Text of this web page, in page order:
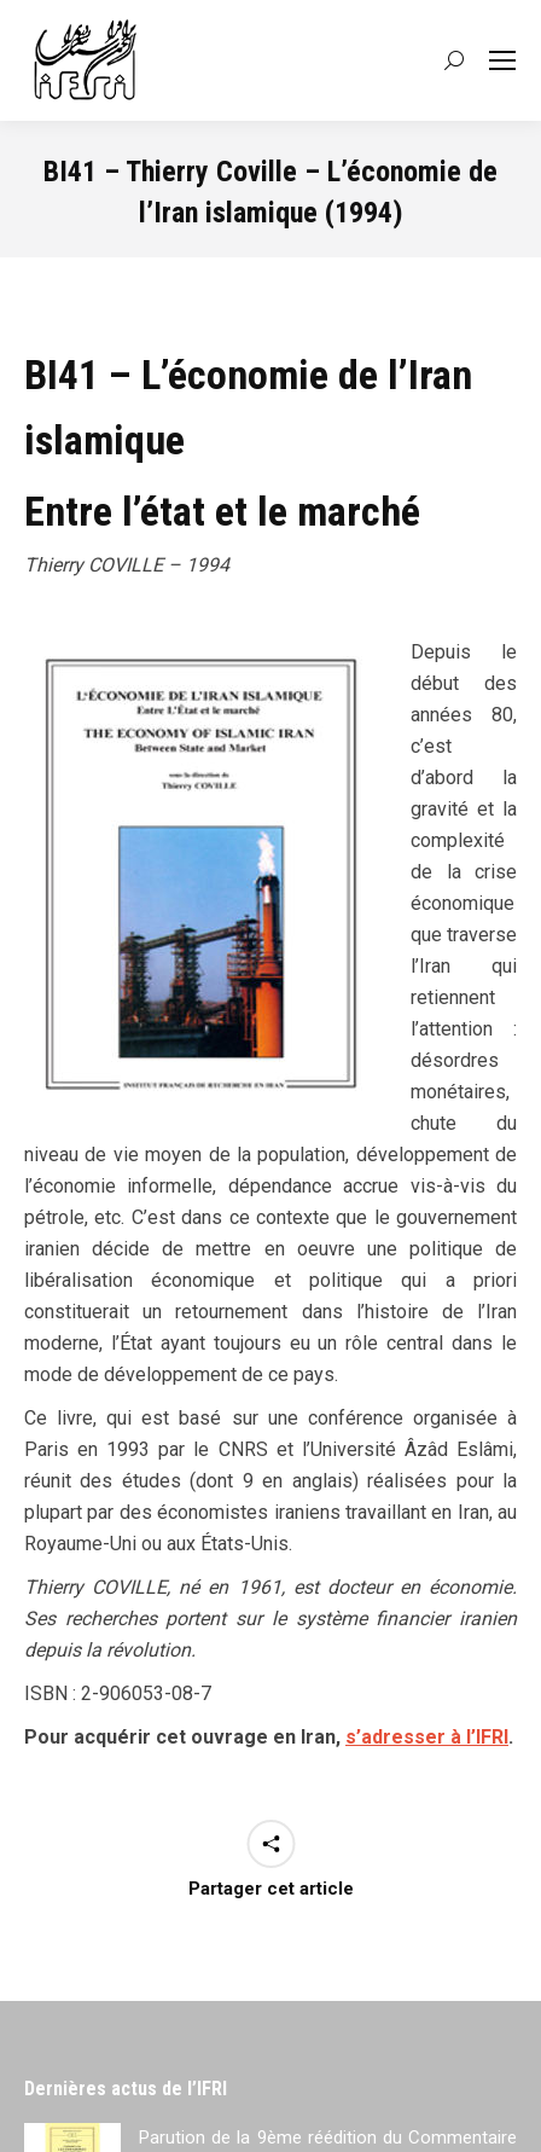
Recherche
BI41 – Thierry Coville – L’économie de
l’Iran islamique (1994)
BI41 – L’économie de l’Iran
islamique
Entre l’état et le marché
Thierry COVILLE – 1994
Depuis le
début des
années 80,
c’est
d’abord la
gravité et la
complexité
de la crise
économique
que traverse
l’Iran qui
retiennent
l’attention :
désordres
monétaires,
chute du
niveau de vie moyen de la population, développement de
l’économie informelle, dépendance accrue vis-à-vis du
pétrole, etc. C’est dans ce contexte que le gouvernement
iranien décide de mettre en oeuvre une politique de
libéralisation économique et politique qui a priori
constituerait un retournement dans l’histoire de l’Iran
moderne, l’État ayant toujours eu un rôle central dans le
mode de développement de ce pays.
Ce livre, qui est basé sur une conférence organisée à
Paris en 1993 par le CNRS et l’Université Âzâd Eslâmi,
réunit des études (dont 9 en anglais) réalisées pour la
plupart par des économistes iraniens travaillant en Iran, au
Royaume-Uni ou aux États-Unis.
Thierry COVILLE, né en 1961, est docteur en économie.
Ses recherches portent sur le système financier iranien
depuis la révolution.
ISBN : 2-906053-08-7
Pour acquérir cet ouvrage en Iran, s’adresser à l’IFRI.
Partager cet article
Dernières actus de l’IFRI
Parution de la 9ème réédition du Commentaire